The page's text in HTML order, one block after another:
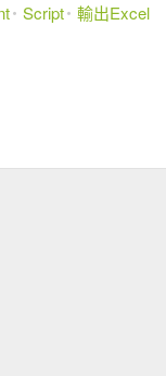
Script 輸出Excel